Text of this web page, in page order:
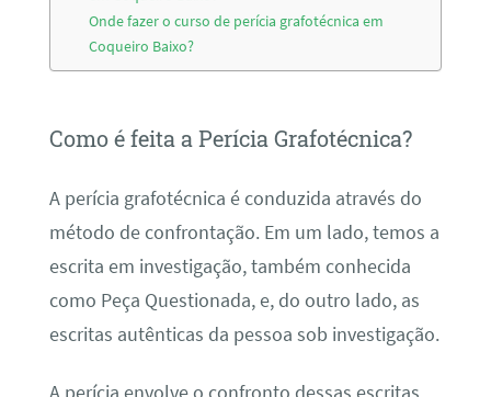
Onde fazer o curso de perícia grafotécnica em
Coqueiro Baixo?
Como é feita a Perícia Grafotécnica?
A perícia grafotécnica é conduzida através do
método de confrontação. Em um lado, temos a
escrita em investigação, também conhecida
como Peça Questionada, e, do outro lado, as
escritas autênticas da pessoa sob investigação.